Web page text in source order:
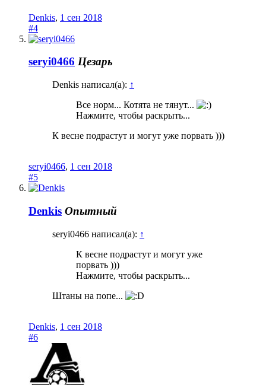
Denkis, 1 сен 2018
#4
seryi0466 Цезарь
Denkis написал(а): ↑
Все норм... Котята не тянут...
Нажмите, чтобы раскрыть...
К весне подрастут и могут уже порвать )))
seryi0466, 1 сен 2018
#5
Denkis Опытный
seryi0466 написал(а): ↑
К весне подрастут и могут уже
порвать )))
Нажмите, чтобы раскрыть...
Штаны на попе...
Denkis, 1 сен 2018
#6